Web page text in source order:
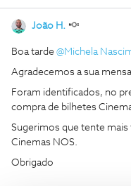
João H.
Boa tarde ​ @Michela
Agradecemos a sua
Foram identificados, no
compra de bilhetes
Sugerimos que tente mais
Cinemas NOS.
Obrigado